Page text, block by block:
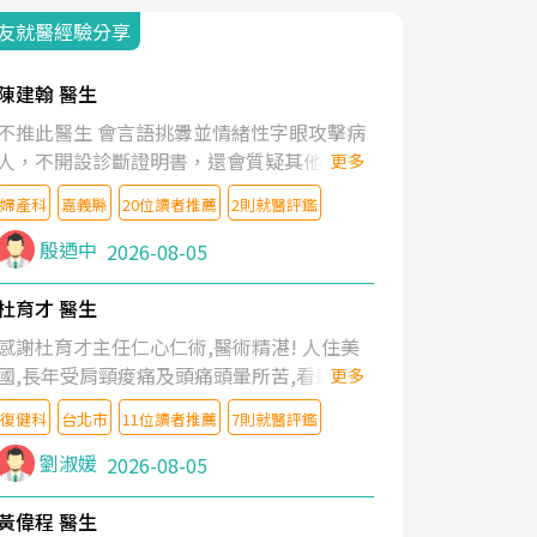
就醫經驗分享
建翰 醫生
推此醫生 會言語挑釁並情緒性字眼攻擊病
，不開設診斷證明書，還會質疑其他醫生
判斷！
更多
婦產科 嘉義縣 20位讀者推薦 2則就醫評鑑
殷迺中 2026-08-05
育才 醫生
謝杜育才主任仁心仁術,醫術精湛! 人住美
,長年受肩頸痠痛及頭痛頭暈所苦,看遍名醫
授,做了各種檢查,也嘗試過西醫打針,中醫
灸及物理徒手治療都沒有用,後來連吃到嗎
類止痛藥都效果有限,只是壓症狀,沒多久就
起來,多年失眠嚴重影響生活品質. 台灣親
介紹忠孝醫院杜育才主任是頸頭症候群專
更多
復健科 台北市 11位讀者推薦 7則就醫評鑑
劉淑媛 2026-08-05
偉程 醫生